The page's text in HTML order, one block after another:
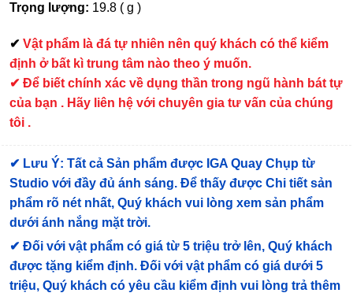
Trọng lượng: 19.8 ( g )
✔ Vật phẩm là đá tự nhiên nên quý khách có thể kiểm
định ở bất kì trung tâm nào theo ý muốn.
✔ Để biết chính xác về dụng thần trong ngũ hành bát tự
của bạn . Hãy liên hệ với chuyên gia tư vấn của chúng
tôi .
✔ Lưu Ý: Tất cả Sản phẩm được IGA Quay Chụp từ
Studio với đầy đủ ánh sáng. Để thấy được Chi tiết sản
phẩm rõ nét nhất, Quý khách vui lòng xem sản phẩm
dưới ánh nắng mặt trời.
✔ Đối với vật phẩm có giá từ 5 triệu trở lên, Quý khách
được tặng kiểm định. Đối với vật phẩm có giá dưới 5
triệu, Quý khách có yêu cầu kiểm định vui lòng trả thêm